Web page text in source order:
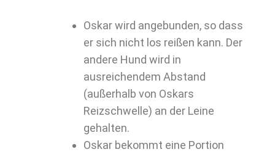
Oskar wird angebunden, so dass
er sich nicht los reißen kann. Der
andere Hund wird in
ausreichendem Abstand
(außerhalb von Oskars
Reizschwelle) an der Leine
gehalten.
Oskar bekommt eine Portion